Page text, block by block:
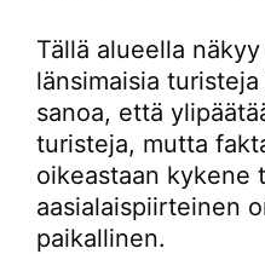
Tällä alueella
länsimaisia
sanoa, että
turisteja, mutta
oikeastaan kykene
aasialaispiirteinen
paikallinen.